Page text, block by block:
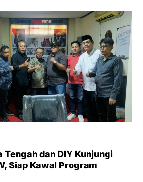
Tengah dan DIY Kunjungi
Siap Kawal Program